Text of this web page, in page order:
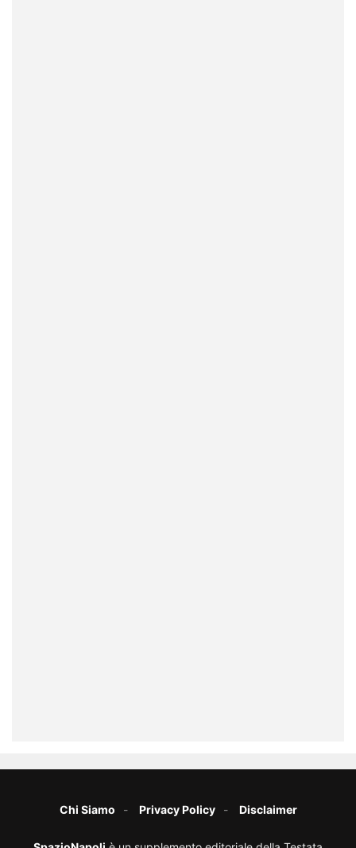
Chi Siamo Privacy Policy Disclaimer